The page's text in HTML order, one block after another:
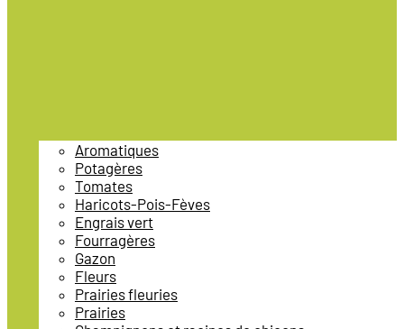
Aromatiques
Potagères
Tomates
Haricots-Pois-Fèves
Engrais vert
Fourragères
Gazon
Fleurs
Prairies fleuries
Prairies